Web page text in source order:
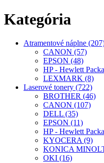
Kategória
Atramentové náplne
CANON (57)
EPSON (48)
HP - Hewlett
LEXMARK (8)
Laserové tonery (722)
BROTHER (46)
CANON (107)
DELL (35)
EPSON (11)
HP - Hewlett
KYOCERA (9)
KONICA
OKI (16)